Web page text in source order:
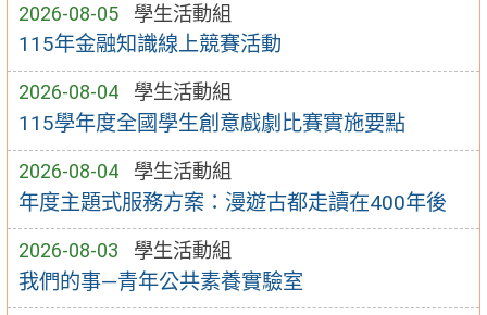
2026-08-05 學生活動組
115年金融知識線上競賽活動
2026-08-04 學生活動組
115學年度全國學生創意戲劇比賽實施要點
2026-08-04 學生活動組
年度主題式服務方案：漫遊古都走讀在400年後
2026-08-03 學生活動組
我們的事—青年公共素養實驗室